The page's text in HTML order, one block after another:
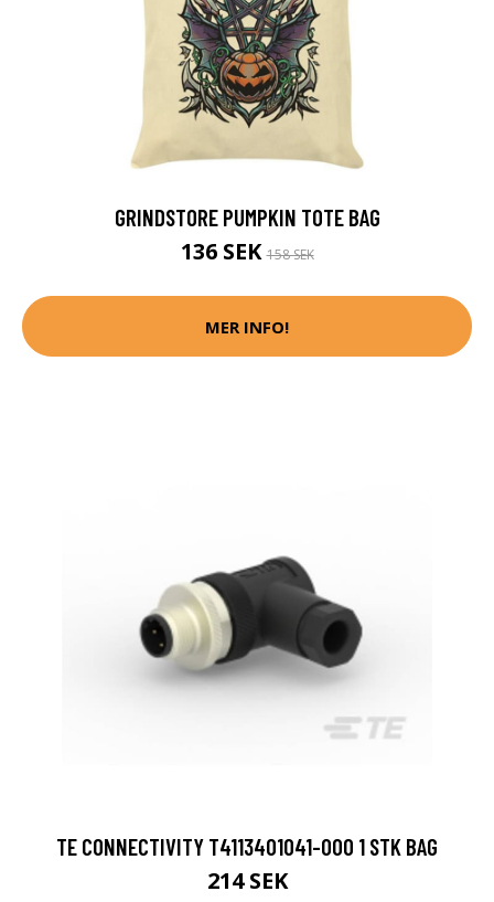
GRINDSTORE PUMPKIN TOTE BAG
136 SEK158 SEK
MER INFO!
TE CONNECTIVITY T4113401041-000 1 STK BAG
214 SEK